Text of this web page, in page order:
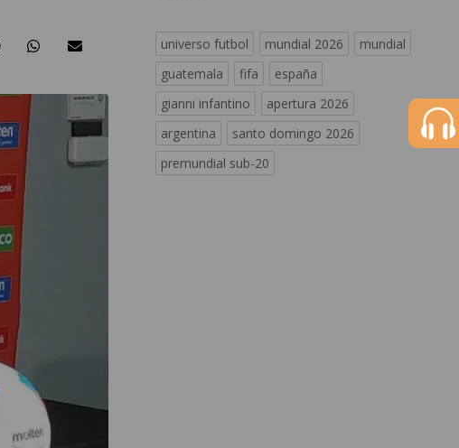
universo futbol mundial 2026
mundial
guatemala
fifa
españa
gianni infantino
apertura 2026
argentina
santo domingo 2026
premundial sub-20